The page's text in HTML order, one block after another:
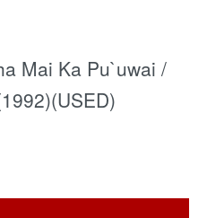
Mai Ka Pu`uwai /